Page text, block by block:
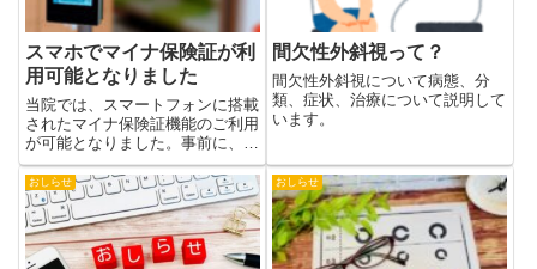
スマホでマイナ保険証が利
用可能となりました
当院では、スマートフォンに搭載
されたマイナ保険証機能のご利用
が可能となりました。事前に、お
手持ちのスマートフォンに健康保
険証の利用登録がされたマイナン
バーカードを搭載することで、マ
イナンバーカードを取りだすこと
なくスマートフォンのみでご利
用...
間欠性外斜視って？
間欠性外斜視について病態、分
類、症状、治療について説明して
います。
おしらせ おしらせ